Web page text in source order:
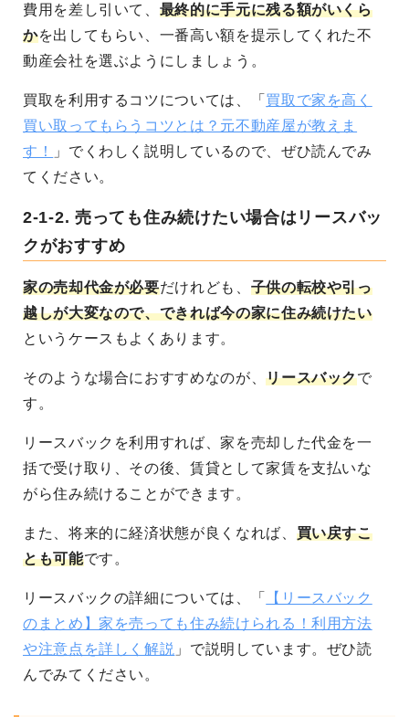
費用を差し引いて、 最終的に手元に残る額がいくら
かを出してもらい、一番高い額を提示してくれた不
動産会社を選ぶようにしましょう。
買取を利用するコツについては、「 買取で家を高く
買い取ってもらうコツとは？元不動産屋が教えま
す！
」でくわしく説明しているので、ぜひ読んでみ
てください。
2-1-2. 売っても住み続けたい場合はリースバッ
クがおすすめ
家の売却代金が必要だけれども、 子供の転校や引っ
越しが大変なので、できれば今の家に住み続けたい
というケースもよくあります。
そのような場合におすすめなのが、リースバックで
す。
リースバックを利用すれば、家を売却した代金を一
括で受け取り、その後、賃貸として家賃を支払いな
がら住み続けることができます。
また、将来的に経済状態が良くなれば、 買い戻すこ
とも可能です。
リースバックの詳細については、「
【リースバック
のまとめ】家を売っても住み続けられる！利用方法
や注意点を詳しく解説 」で説明しています。ぜひ読
んでみてください。